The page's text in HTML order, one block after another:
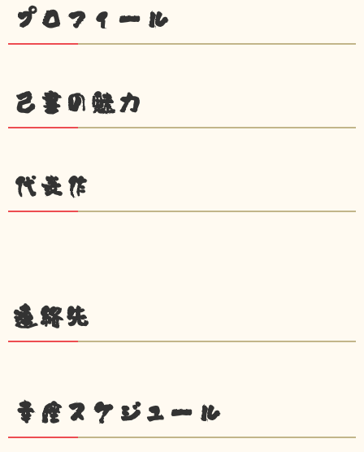
プロフィール
己書の魅力
代表作
連絡先
幸座スケジュール